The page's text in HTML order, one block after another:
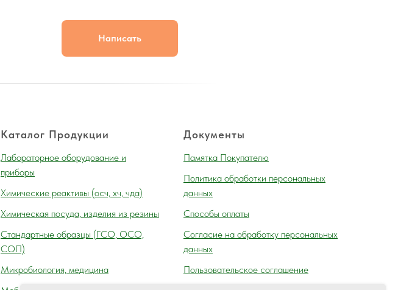
Написать
Каталог Продукции
Лабораторное оборудование и
приборы
Химические реактивы (осч, хч, чда)
Химическая посуда, изделия из резины
Cтандартные образцы (ГСО, ОСО,
СОП)
Микробиология, медицина
Документы
Памятка Покупателю
Политика обработки персональных
данных
Способы оплаты
Согласие на обработку персональных
данных
Пользовательское соглашение